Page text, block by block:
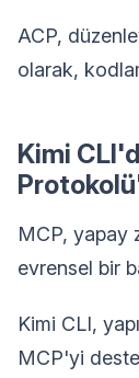
ACP,
olarak,
Kimi
MCP, yapay
evrensel bir
Kimi CLI,
MCP'yi